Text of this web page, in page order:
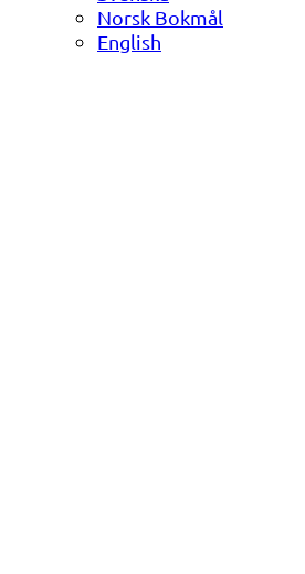
Norsk Bokmål
English